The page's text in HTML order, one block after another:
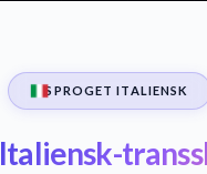
SPROGET ITALIENSK
Italiensk-